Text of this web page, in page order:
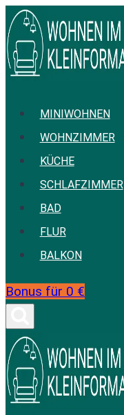
Zum
Inhalt
springen
MINIWOHNEN
WOHNZIMMER
KÜCHE
SCHLAFZIMMER
BAD
FLUR
BALKON
Bonus für 0 €